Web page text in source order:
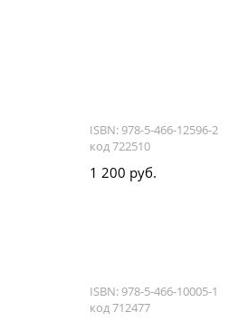
ISBN: 978-5-466-12596-2
код 722510
1 200 руб.
ISBN: 978-5-466-10005-1
код 712477